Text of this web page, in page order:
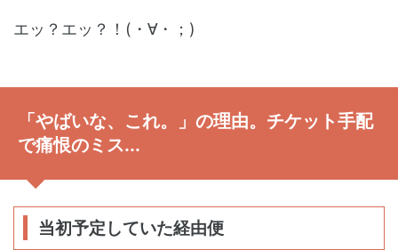
エッ？エッ？！(・∀・；)
「やばいな、これ。」の理由。チケット手配
で痛恨のミス...
当初予定していた経由便